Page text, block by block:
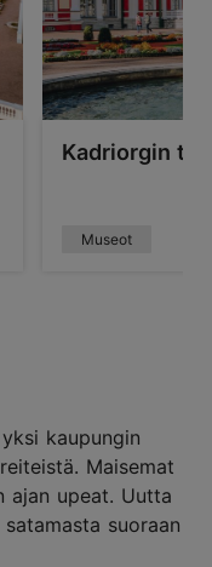
Kadriorgin
Museot
kaupungin
Maisemat
ajan upeat. Uutta
suoraan